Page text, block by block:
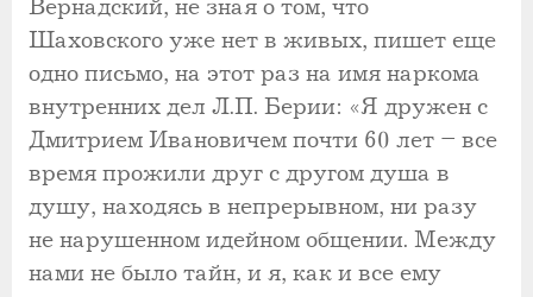
Вернадский, не зная о том, что
Шаховского уже нет в живых, пишет еще
одно письмо, на этот раз на имя наркома
внутренних дел Л.П. Берии: «Я дружен с
Дмитрием Ивановичем почти 60 лет – все
время прожили друг с другом душа в
душу, находясь в непрерывном, ни разу
не нарушенном идейном общении. Между
нами не было тайн, и я, как и все ему